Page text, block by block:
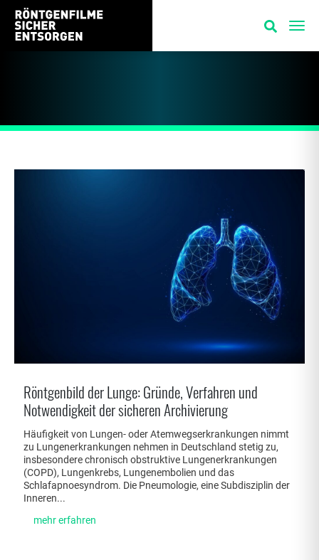
Röntgenbild der Lunge: Gründe, Verfahren und
Notwendigkeit der sicheren Archivierung
Häufigkeit von Lungen- oder Atemwegserkrankungen nimmt
zu Lungenerkrankungen nehmen in Deutschland stetig zu,
insbesondere chronisch obstruktive Lungenerkrankungen
(COPD), Lungenkrebs, Lungenembolien und das
Schlafapnoesyndrom. Die Pneumologie, eine Subdisziplin der
Inneren...
mehr erfahren